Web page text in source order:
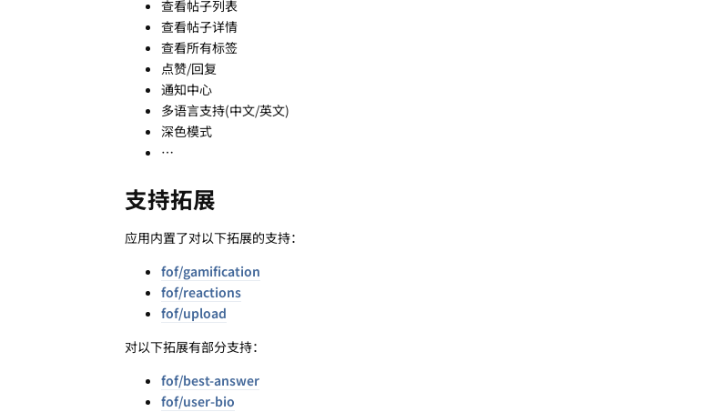
查看帖子列表
查看帖子详情
查看所有标签
点赞/回复
通知中心
多语言支持(中文/英文)
深色模式
…
支持拓展
应用内置了对以下拓展的支持：
fof/gamification
fof/reactions
fof/upload
对以下拓展有部分支持：
fof/best-answer
fof/user-bio